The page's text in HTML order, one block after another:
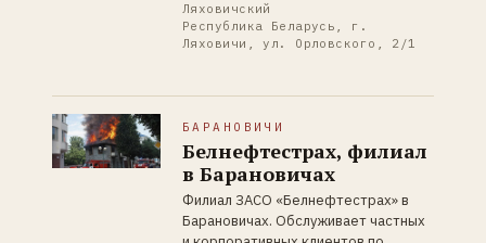
Ляховичский
Республика Беларусь, г.
Ляховичи, ул. Орловского, 2/1
БАРАНОВИЧИ
Белнефтестрах, филиал
в Барановичах
Филиал ЗАСО «Белнефтестрах» в
Барановичах. Обслуживает частных